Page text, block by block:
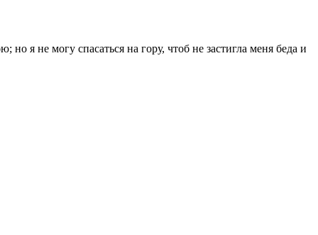
я не могу спасаться на гору, чтоб не застигла меня беда и